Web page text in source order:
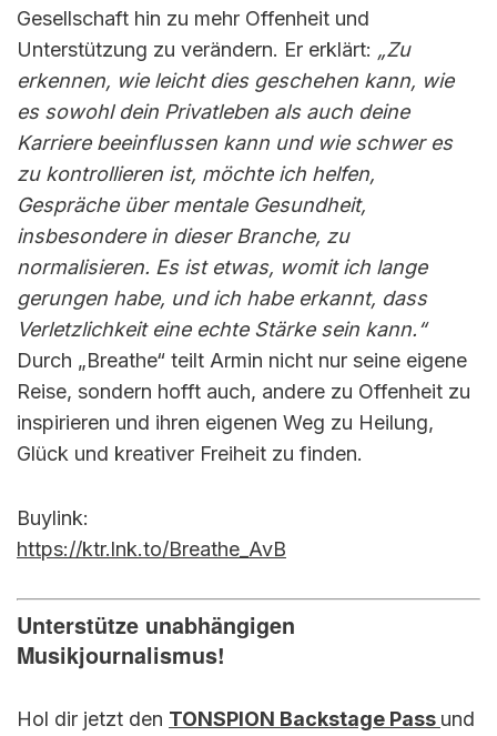
Gesellschaft hin zu mehr Offenheit und
Unterstützung zu verändern. Er erklärt: „Zu
erkennen, wie leicht dies geschehen kann, wie
es sowohl dein Privatleben als auch deine
Karriere beeinflussen kann und wie schwer es
zu kontrollieren ist, möchte ich helfen,
Gespräche über mentale Gesundheit,
insbesondere in dieser Branche, zu
normalisieren. Es ist etwas, womit ich lange
gerungen habe, und ich habe erkannt, dass
Verletzlichkeit eine echte Stärke sein kann.“
Durch „Breathe“ teilt Armin nicht nur seine eigene
Reise, sondern hofft auch, andere zu Offenheit zu
inspirieren und ihren eigenen Weg zu Heilung,
Glück und kreativer Freiheit zu finden.
Buylink:
https://ktr.lnk.to/Breathe_AvB
Unterstütze unabhängigen
Musikjournalismus!
Hol dir jetzt den TONSPION Backstage Pass und